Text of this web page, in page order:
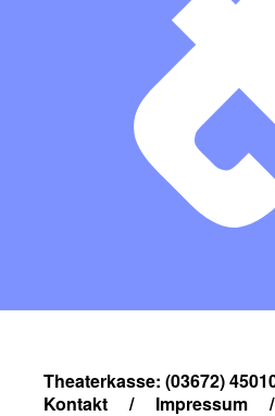
Theaterkasse: (03672)
Kontakt
/ Impressum /